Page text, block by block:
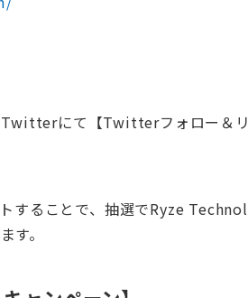
Twitterにて【Twitterフォロー＆
することで、抽選でRyze
す。